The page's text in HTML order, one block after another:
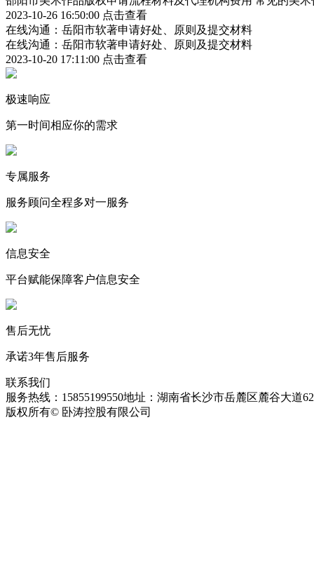
2023-10-26 16:50:00 点击查看
在线沟通：岳阳市软著申请好处、原则及提交材料
在线沟通：岳阳市软著申请好处、原则及提交材料
2023-10-20 17:11:00 点击查看
极速响应
第一时间相应你的需求
专属服务
服务顾问全程多对一服务
信息安全
平台赋能保障客户信息安全
售后无忧
承诺3年售后服务
联系我们
服务热线：15855199550地址：湖南省长沙市岳麓区麓谷大道
版权所有© 卧涛控股有限公司